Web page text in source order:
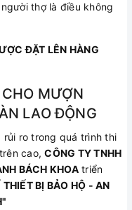
thợ là điều không
ĐẶT LÊN HÀNG
MƯỢN
LAO ĐỘNG
rủi ro trong quá trình thi
cao,CÔNG TY TNHH
BÁCH KHOAtriển
BỊ BẢO HỘ - AN